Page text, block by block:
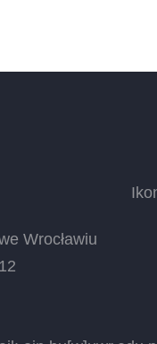
Wrocławiu